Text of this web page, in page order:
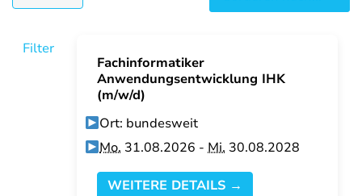
Filter
Fachinformatiker
Anwendungsentwicklung IHK
(m/w/d)
Ort: bundesweit
Mo. 31.08.2026 -Mi. 30.08.2028
WEITERE DETAILS →